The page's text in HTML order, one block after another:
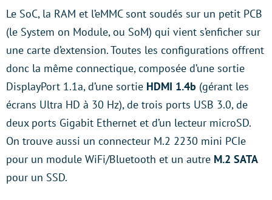
Le SoC, la RAM et l’eMMC sont soudés sur un petit PCB
(le System on Module, ou SoM) qui vient s’enficher sur
une carte d’extension. Toutes les configurations offrent
donc la même connectique, composée d’une sortie
DisplayPort 1.1a, d’une sortie HDMI 1.4b (gérant les
écrans Ultra HD à 30 Hz), de trois ports USB 3.0, de
deux ports Gigabit Ethernet et d’un lecteur microSD.
On trouve aussi un connecteur M.2 2230 mini PCIe
pour un module WiFi/Bluetooth et un autre M.2 SATA
pour un SSD.